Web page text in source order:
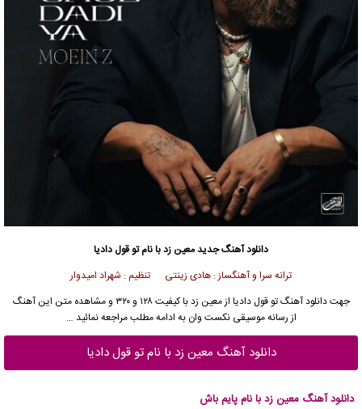
دانلود آهنگ جدیدمعین زد با نام تو قول دادیا
ترانه سرا و آهنگساز : هادی زینتی تنظیم : شهراد امیدوار
جهتدانلود آهنگتو قول دادیا ازمعین زد
با کیفیت ۱۲۸ و ۳۲۰ و مشاهده متن این آهنگ
از رسانه موسیقی نکست وان به ادامه مطلب مراجعه نمائید …
دانلود آهنگ معین زد با نام تو قول دادیا
دانلود آهنگ معین زد با نام پایم باش